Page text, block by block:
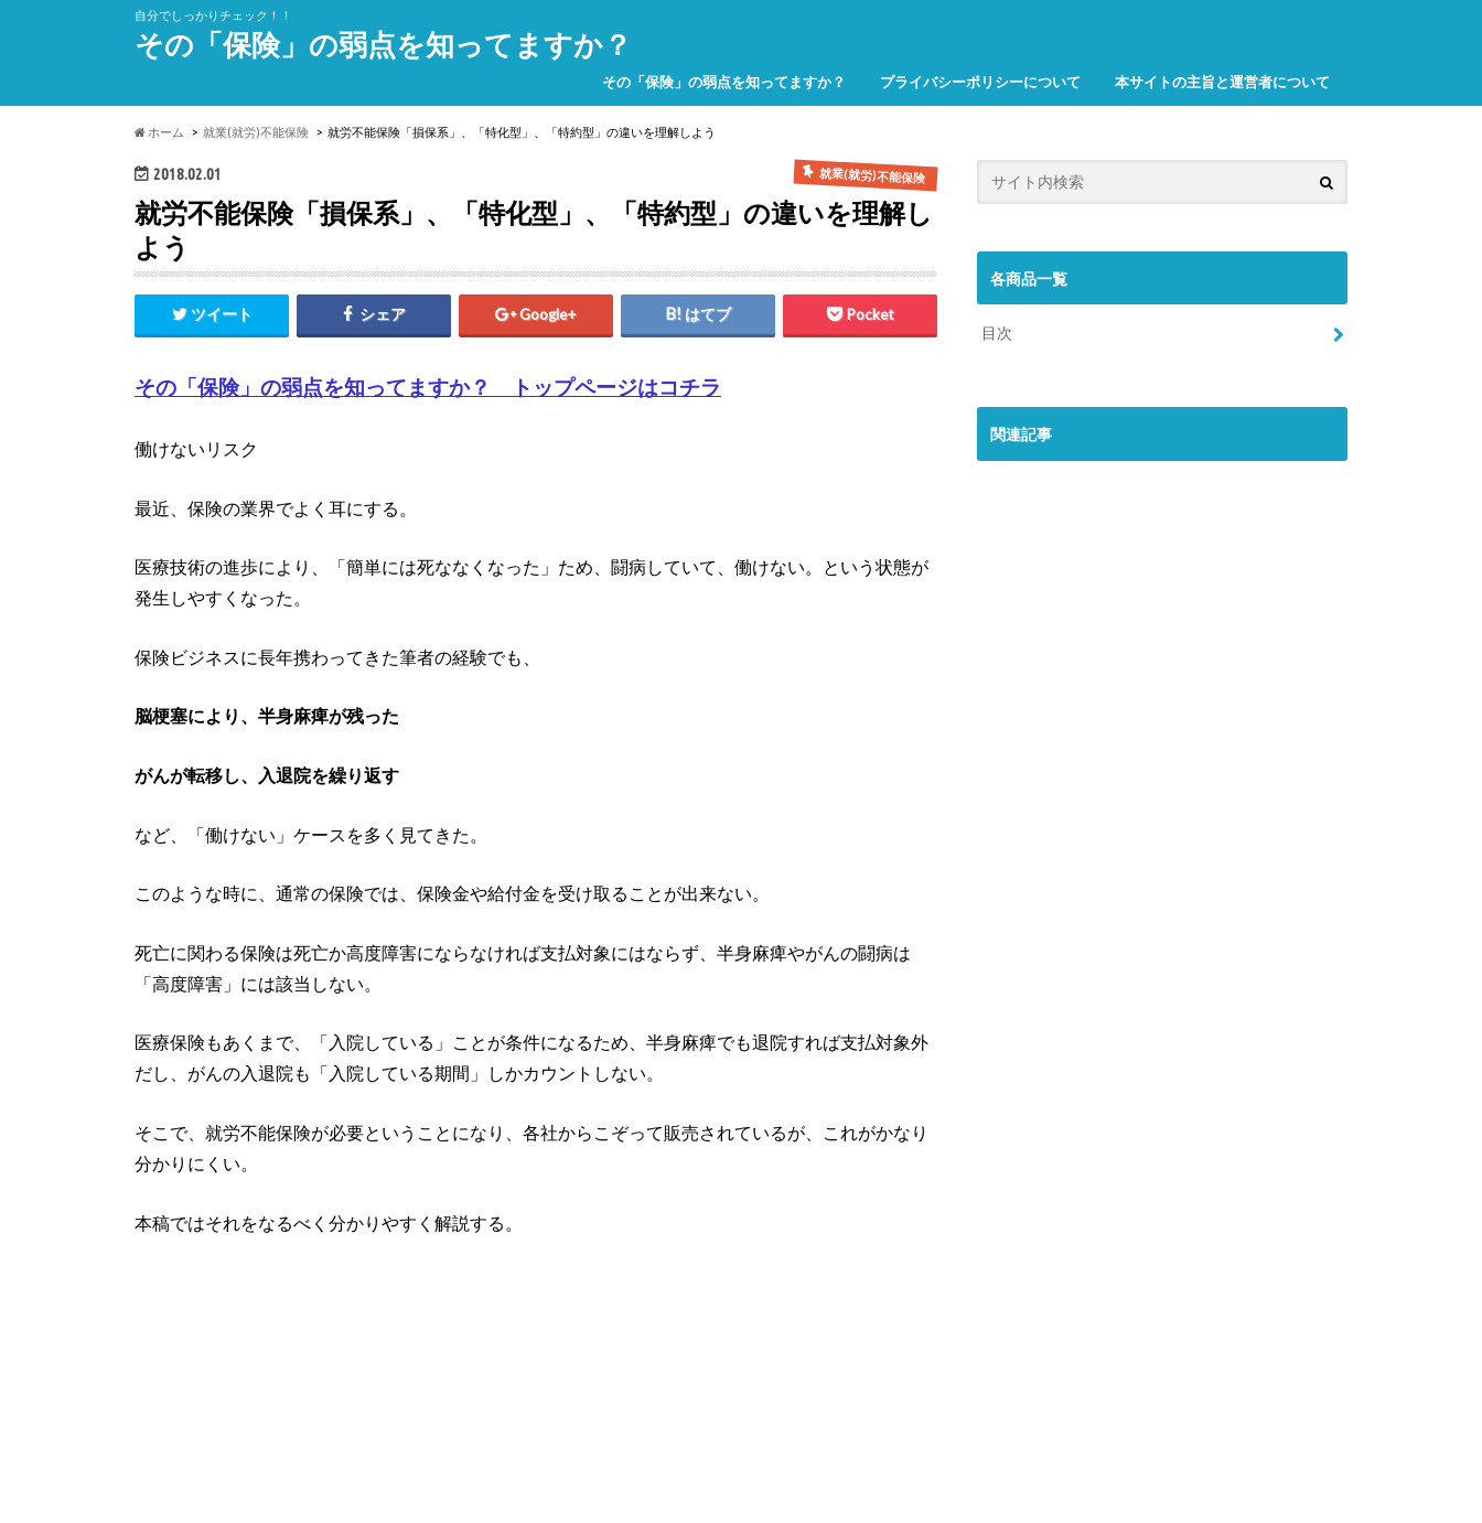
自分でしっかりチェック！！
その「保険」の弱点を知ってますか？
その「保険」の弱点を知ってますか？ プライバシーポリシーについて 本サイトの主旨と運営者について
ホーム 就業(就労)不能保険 就労不能保険「損保系」、「特化型」、「特約型」の違いを理解しよう
2018.02.01 就業(就労)不能保険
就労不能保険「損保系」、「特化型」、「特約型」の違いを理解し
よう
ツイート シェア Google+ はてブ Pocket
その「保険」の弱点を知ってますか？ トップページはコチラ
働けないリスク
最近、保険の業界でよく耳にする。
医療技術の進歩により、「簡単には死ななくなった」ため、闘病していて、働けない。という状態が
発生しやすくなった。
保険ビジネスに長年携わってきた筆者の経験でも、
脳梗塞により、半身麻痺が残った
がんが転移し、入退院を繰り返す
など、「働けない」ケースを多く見てきた。
このような時に、通常の保険では、保険金や給付金を受け取ることが出来ない。
死亡に関わる保険は死亡か高度障害にならなければ支払対象にはならず、半身麻痺やがんの闘病は
「高度障害」には該当しない。
医療保険もあくまで、「入院している」ことが条件になるため、半身麻痺でも退院すれば支払対象外
だし、がんの入退院も「入院している期間」しかカウントしない。
そこで、就労不能保険が必要ということになり、各社からこぞって販売されているが、これがかなり
分かりにくい。
本稿ではそれをなるべく分かりやすく解説する。
各商品一覧
目次
関連記事